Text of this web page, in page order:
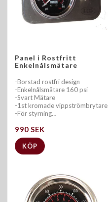
Panel i Rostfritt
Enkelnålsmätare
-Borstad rostfri design
-Enkelnålsmätare 160 psi
-Svart Mätare
-1st kromade vippströmbrytare
-För styrning…
990 SEK
KÖP